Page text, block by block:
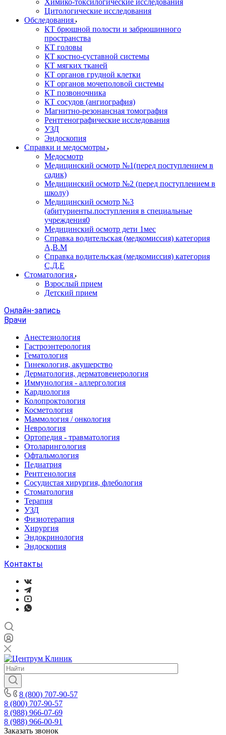
Химико-токсилогические исследования
Цитологические исследования
Обследования
КТ брюшной полости и забрюшинного
пространства
КТ головы
КТ костно-суставной системы
КТ мягких тканей
КТ органов грудной клетки
КТ органов мочеполовой системы
КТ позвоночника
КТ сосудов (ангиография)
Магнитно-резонансная томография
Рентгенографические исследования
УЗД
Эндоскопия
Справки и медосмотры
Медосмотр
Медицинский осмотр №1(перед поступлением в
садик)
Медицинский осмотр №2 (перед поступлением в
школу)
Медицинский осмотр №3
(абитуриенты.поступления в специальные
учреждения0
Медицинский осмотр дети 1мес
Справка водительская (медкомиссия) категория
А,В.М
Справка водительская (медкомиссия) категория
С,Д,Е
Стоматология
Взрослый прием
Детский прием
Онлайн-запись
Врачи
Анестезиология
Гастроэнтерология
Гематология
Гинекология, акушерство
Дерматология, дерматовенерология
Иммунология - аллергология
Кардиология
Колопроктология
Косметология
Маммология / онкология
Неврология
Ортопедия - травматология
Отоларингология
Офтальмология
Педиатрия
Рентгенология
Сосудистая хирургия, флебология
Стоматология
Терапия
УЗД
Физиотерапия
Хирургия
Эндокринология
Эндоскопия
Контакты
8 (800) 707-90-57
8 (800) 707-90-57
8 (988) 966-07-69
8 (988) 966-00-91
Заказать звонок